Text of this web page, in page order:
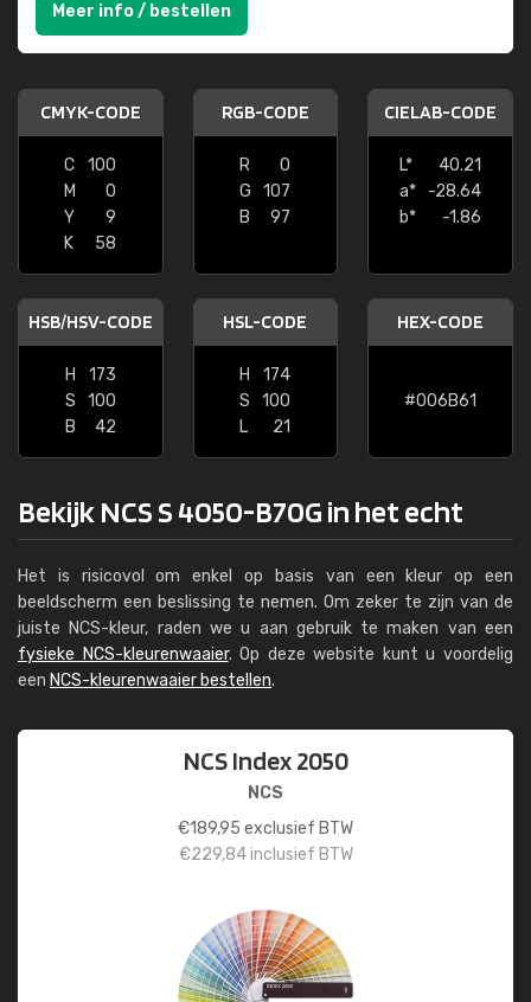
Meer info / bestellen
CMYK-CODE
C
100
M
0
Y
9
K
58
RGB-CODE
R
0
G
107
B
97
CIELAB-CODE
L*
40.21
a*
-28.64
b*
-1.86
HSB/HSV-CODE
H
173
S
100
B
42
HSL-CODE
H
174
S
100
L
21
HEX-CODE
#006B61
Bekijk NCS S 4050-B70G in het echt
Het is risicovol om enkel op basis van een kleur op een
beeldscherm een beslissing te nemen. Om zeker te zijn van de
juiste NCS-kleur, raden we u aan gebruik te maken van een
fysieke NCS-kleurenwaaier. Op deze website kunt u voordelig
een NCS-kleurenwaaier bestellen.
NCS Index 2050
NCS
€189,95 exclusief BTW
€229,84inclusief BTW